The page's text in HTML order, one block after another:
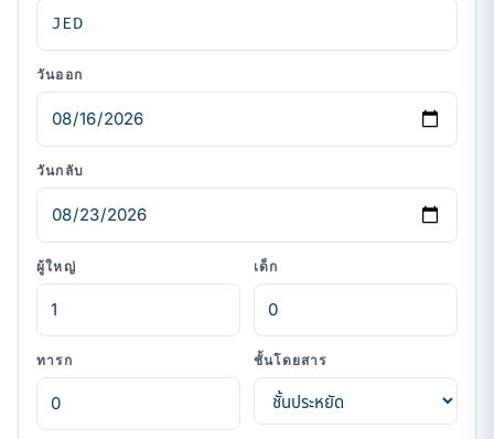
วันออก
วันกลับ
ผู้ใหญ่ เด็ก
ทารก ชั้นโดยสาร